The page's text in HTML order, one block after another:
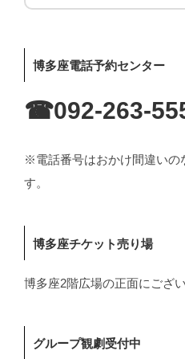
博多座電話予約センター
☎︎092-263-
※電話番号はおかけ間違いの
す。
博多座チケット売り場
博多座2階広場の正面にござ
グループ観劇受付中